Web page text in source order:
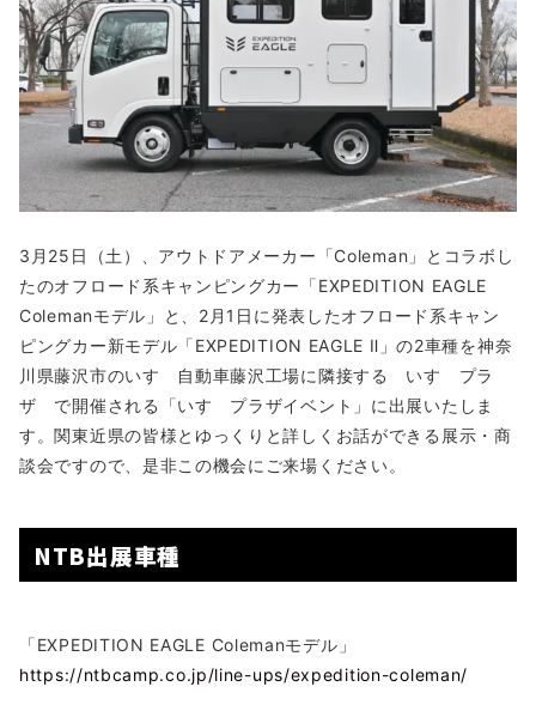
3月25日（土）、アウトドアメーカー「Coleman」とコラボし
たのオフロード系キャンピングカー「EXPEDITION EAGLE
Colemanモデル」と、2月1日に発表したオフロード系キャン
ピングカー新モデル「EXPEDITION EAGLE Ⅱ」の2車種を神奈
川県藤沢市のいすゞ自動車藤沢工場に隣接する いすゞプラ
ザ で開催される「いすゞプラザイベント」に出展いたしま
す。関東近県の皆様とゆっくりと詳しくお話ができる展示・商
談会ですので、是非この機会にご来場ください。
NTB出展車種
「EXPEDITION EAGLE Colemanモデル」
https://ntbcamp.co.jp/line-ups/expedition-coleman/